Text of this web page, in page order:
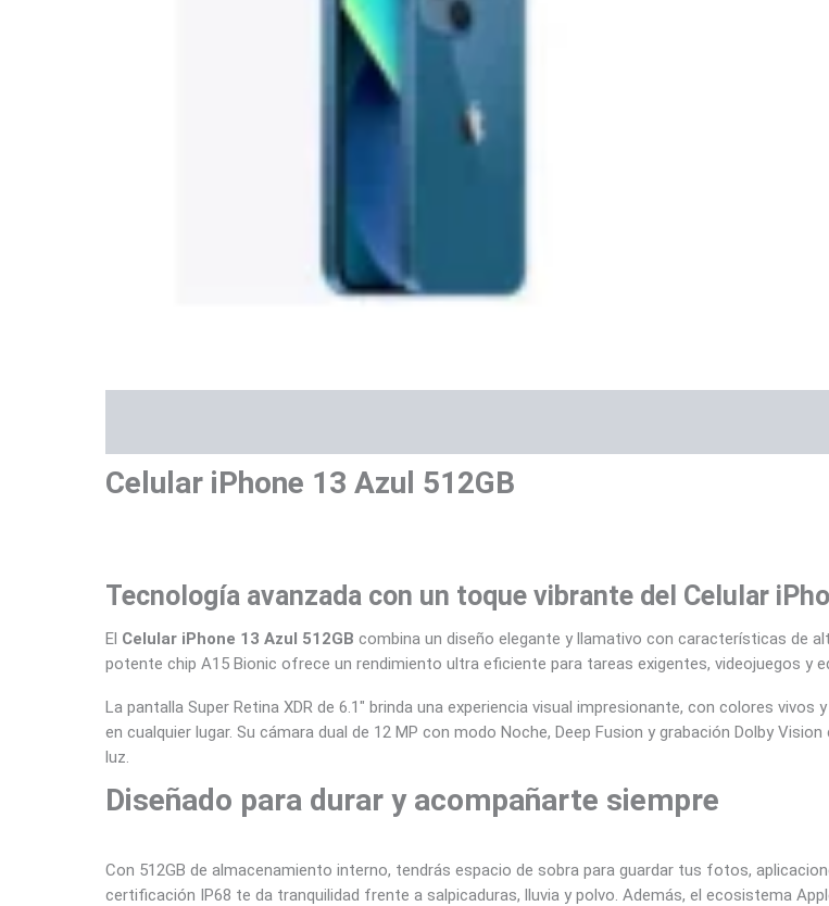
Celular iPhone 13 Azul 512GB
Tecnología avanzada con un toque vibrante del Celular
El Celular iPhone 13 Azul 512GB combina un diseño elegante y llamativo con características de
potente chip A15 Bionic ofrece un rendimiento ultra eficiente para tareas exigentes, videojuegos y
La pantalla Super Retina XDR de 6.1″ brinda una experiencia visual impresionante, con colores
en cualquier lugar. Su cámara dual de 12 MP con modo Noche, Deep Fusion y grabación Dolby
luz.
Diseñado para durar y acompañarte siempre
Con 512GB de almacenamiento interno, tendrás espacio de sobra para guardar tus fotos,
certificación IP68 te da tranquilidad frente a salpicaduras, lluvia y polvo. Además, el ecosistema